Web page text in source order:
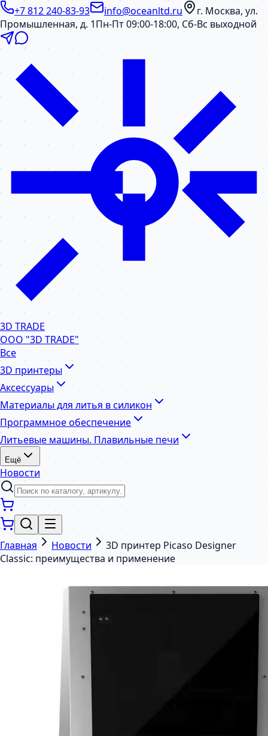
+7 812 240-83-93 info@oceanltd.ru
г. Москва, ул.
Промышленная, д. 1Пн-Пт 09:00-18:00, Сб-Вс выходной
3D TRADE
ООО "3D TRADE"
Все
3D принтеры
Аксессуары
Материалы для литья в силикон
Программное обеспечение
Литьевые машины. Плавильные печи
Ещё
Новости
Главная Новости
3D принтер Picaso Designer
Classic: преимущества и применение